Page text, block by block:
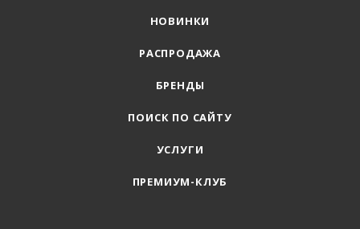
НОВИНКИ
РАСПРОДАЖА
БРЕНДЫ
ПОИСК ПО САЙТУ
УСЛУГИ
ПРЕМИУМ-КЛУБ